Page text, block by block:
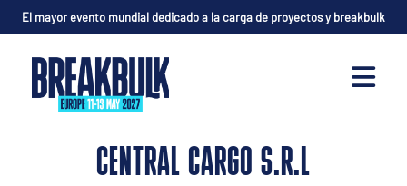
El mayor evento mundial dedicado a la carga de proyectos y breakbulk
CENTRAL CARGO S.R.L